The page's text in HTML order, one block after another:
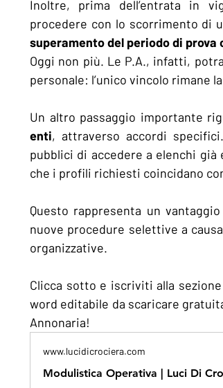
Inoltre, prima dell’entrata in
procedere con lo scorrimento di
superamento del periodo di
Oggi non più. Le P.A., infatti,
personale: l’unico vincolo rimane
Un altro passaggio importante
enti, attraverso accordi
pubblici di accedere a elenchi
che i profili richiesti coincidano
Questo rappresenta un
nuove procedure selettive a
organizzative.
Clicca sotto e iscriviti alla
word editabile da scaricare
Annonaria!
www.lucidicrociera.com
Modulistica Operativa | Luci Di